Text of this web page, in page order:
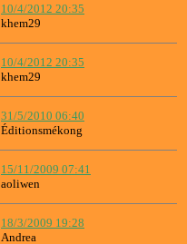
10/4/2012 20:35
khem29
10/4/2012 20:35
khem29
31/5/2010 06:40
Éditionsmékong
15/11/2009 07:41
aoliwen
18/3/2009 19:28
Andrea